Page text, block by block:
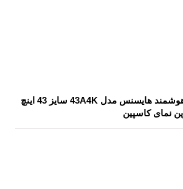
تلویزیون ال ای دی هوشمند هایسنس مدل 43A4K سایز 43 اینچ